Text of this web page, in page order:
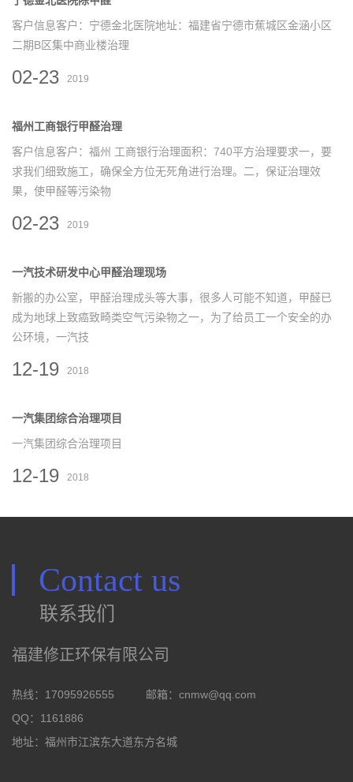
客户信息客户：宁德金北医院地址：福建省宁德市蕉城区金涵小区
二期B区集中商业楼治理
02-23 2019
福州工商银行甲醛治理
客户信息客户：福州 工商银行治理面积：740平方治理要求一，要
求我们细致施工，确保全方位无死角进行治理。二，保证治理效
果，使甲醛等污染物
02-23 2019
一汽技术研发中心甲醛治理现场
新搬的办公室，甲醛治理成头等大事，很多人可能不知道，甲醛已
成为地球上致癌致畸类空气污染物之一，为了给员工一个安全的办
公环境，一汽技
12-19 2018
一汽集团综合治理项目
一汽集团综合治理项目
12-19 2018
Contact us
联系我们
福建修正环保有限公司
热线：17095926555 邮箱： cnmw@qq.com
QQ：1161886
地址：福州市江滨东大道东方名城